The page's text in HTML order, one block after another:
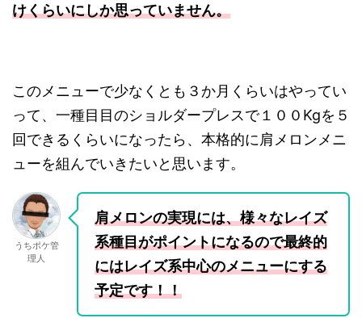
けくらいにしか思っていません。
このメニューで少なくとも３か月くらいはやってい
って、一種目目のショルダープレスで１００Kgを５
回できるくらいになったら、本格的に肩メロンメニ
ューを組んでいきたいと思います。
うちポケ管
理人
肩メロンの実現には、様々なレイズ
系種目がポイントになるので最終的
にはレイズ系中心のメニューにする
予定です！！